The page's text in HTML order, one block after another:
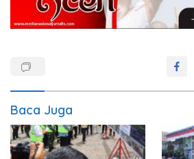
Baca Juga